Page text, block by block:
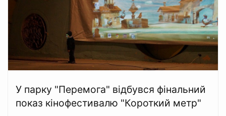
У парку "Перемога" відбувся фінальний
показ кінофестивалю "Короткий метр"